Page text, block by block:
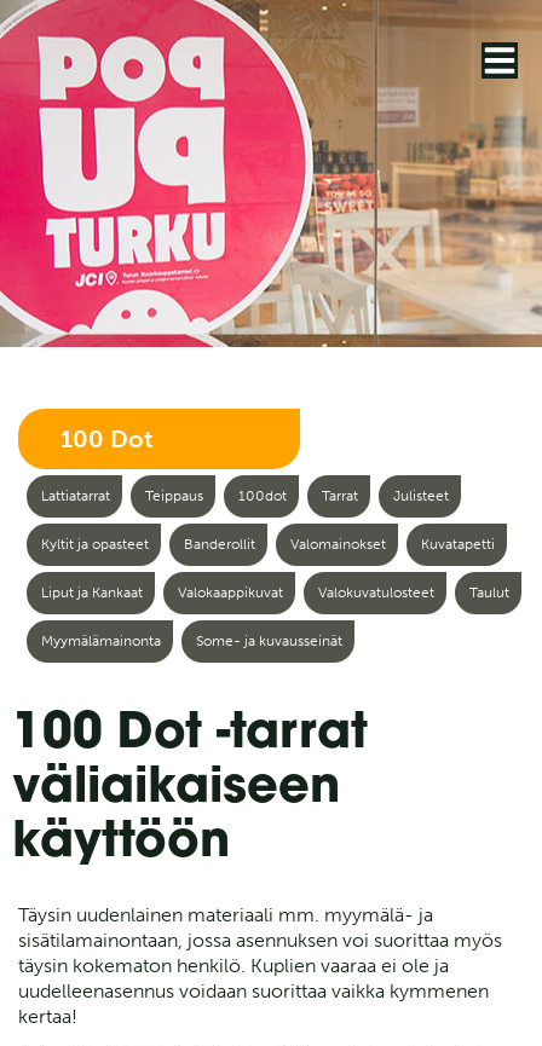
100 Dot
Lattiatarrat Teippaus 100dot Tarrat Julisteet
Kyltit ja opasteet Banderollit Valomainokset Kuvatapetti
Liput ja Kankaat Valokaappikuvat Valokuvatulosteet Taulut
Myymälämainonta Some- ja kuvausseinät
100 Dot -tarrat
väliaikaiseen
käyttöön
Täysin uudenlainen materiaali mm. myymälä- ja
sisätilamainontaan, jossa asennuksen voi suorittaa myös
täysin kokematon henkilö. Kuplien vaaraa ei ole ja
uudelleenasennus voidaan suorittaa vaikka kymmenen
kertaa!